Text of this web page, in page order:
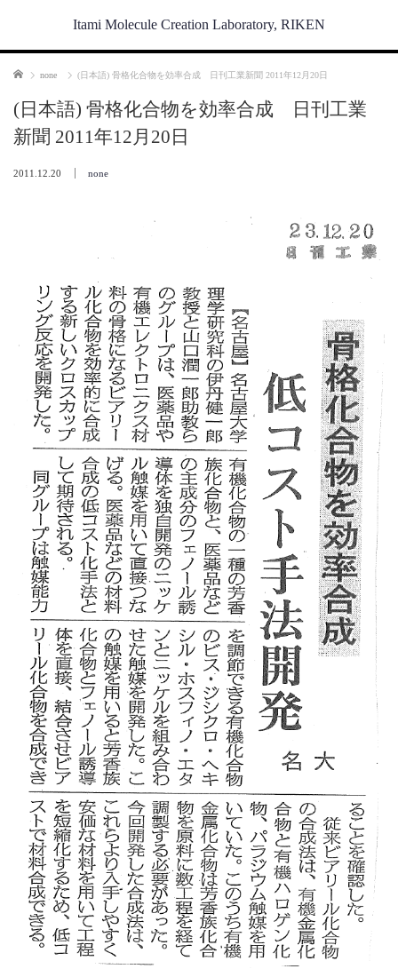
Itami Molecule Creation Laboratory, RIKEN
Home none (日本語) 骨格化合物を効率合成 日刊工業新聞 2011年12月20日
(日本語) 骨格化合物を効率合成 日刊工業
新聞 2011年12月20日
2011.12.20 none